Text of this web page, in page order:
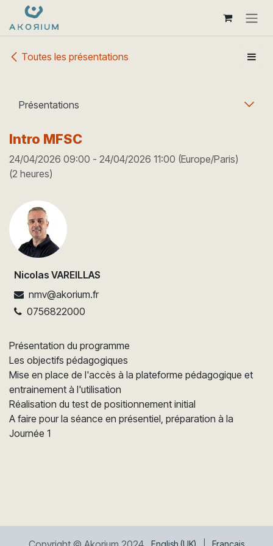
Se rendre au contenu
Toutes les présentations
Présentations
Intro MFSC
24/04/2026 09:00 - 24/04/2026 11:00 (Europe/Paris)
(2 heures)
Nicolas VAREILLAS
nmv@akorium.fr
0756822000
Présentation du programme
Les objectifs pédagogiques
Mise en place de l'accès à la plateforme pédagogique et
entrainement à l'utilisation
Réalisation du test de positionnement initial
A faire pour la séance en présentiel, préparation à la
Journée 1
English (UK) Français